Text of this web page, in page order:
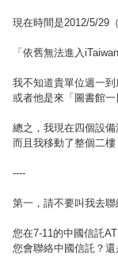
現在時間是2012/5/29
「依舊無法進入
我不知道貴單位週一到
或者他是來「圖書館一
總之，我現在四個設備
而且我移動了整個二樓
----
第一，請不要叫我去
您在7-11的中國信託
您會聯絡中國信託？